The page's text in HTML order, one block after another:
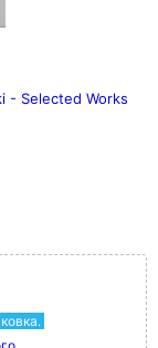
- Selected Works